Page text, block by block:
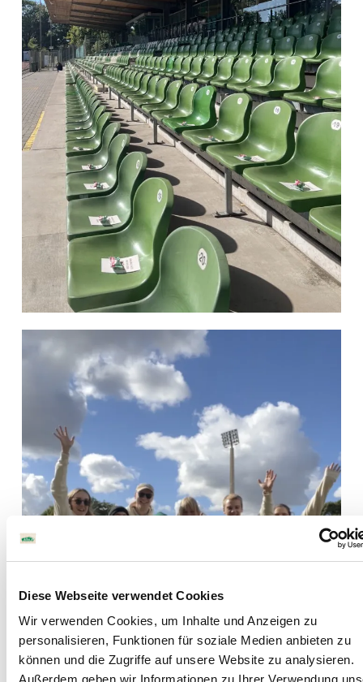
Diese Webseite verwendet Cookies
Wir verwenden Cookies, um Inhalte und Anzeigen zu
personalisieren, Funktionen für soziale Medien anbieten zu
können und die Zugriffe auf unsere Website zu analysieren.
Außerdem geben wir Informationen zu Ihrer Verwendung